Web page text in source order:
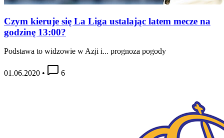
Czym kieruje się La Liga ustalając latem mecze na
godzinę 13:00?
Podstawa to widzowie w Azji i... prognoza pogody
01.06.2020 • 6